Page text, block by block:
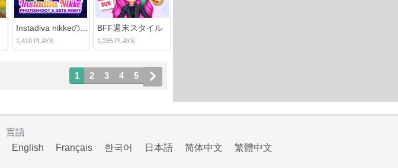
Instadiva nikkeの写真撮影とデートの夜
1,410 PLAYS
BFF週末スタイル
1,285 PLAYS
1 2 3 4 5
言語
English
Français 한국어 日本語 简体中文 繁體中文